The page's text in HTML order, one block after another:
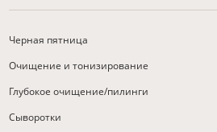
Черная пятница
Очищение и тонизирование
Глубокое очищение/пилинги
Сыворотки